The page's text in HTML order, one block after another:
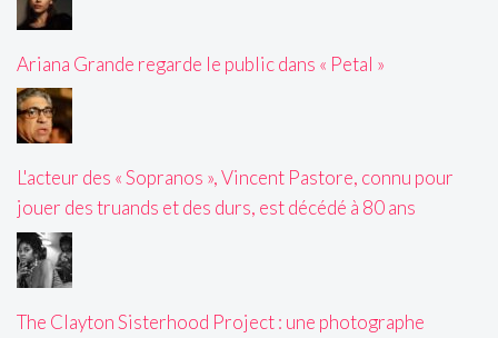
Ariana Grande regarde le public dans « Petal »
L'acteur des « Sopranos », Vincent Pastore, connu pour
jouer des truands et des durs, est décédé à 80 ans
The Clayton Sisterhood Project : une photographe